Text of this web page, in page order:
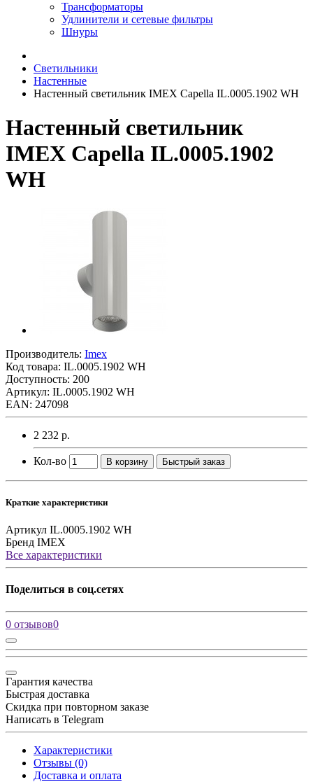
Трансформаторы
Удлинители и сетевые фильтры
Шнуры
Светильники
Настенные
Настенный светильник IMEX Capella IL.0005.1902 WH
Настенный светильник
IMEX Capella IL.0005.1902
WH
Производитель: Imex
Код товара: IL.0005.1902 WH
Доступность: 200
Артикул: IL.0005.1902 WH
EAN: 247098
2 232 р.
Кол-во В корзину Быстрый заказ
Краткие характеристики
Артикул IL.0005.1902 WH
Бренд IMEX
Все характеристики
Поделиться в соц.сетях
0 отзывов0
Гарантия качества
Быстрая доставка
Скидка при повторном заказе
Написать в Telegram
Характеристики
Отзывы (0)
Доставка и оплата